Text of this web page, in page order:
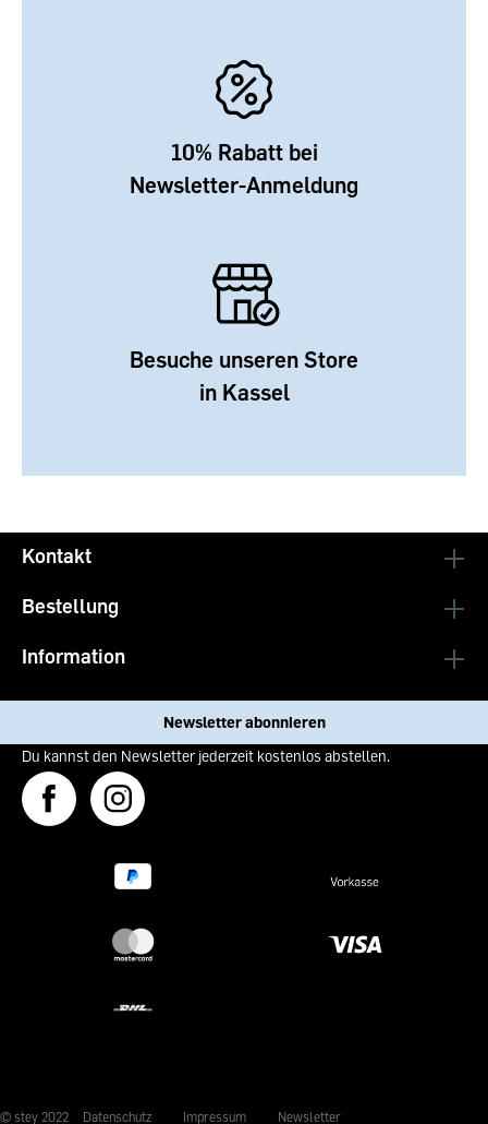
10% Rabatt bei
Newsletter-Anmeldung
Besuche unseren Store
in Kassel
Kontakt
Bestellung
Information
Newsletter abonnieren
Du kannst den Newsletter jederzeit kostenlos abstellen.
© stey 2022 Datenschutz Impressum Newsletter